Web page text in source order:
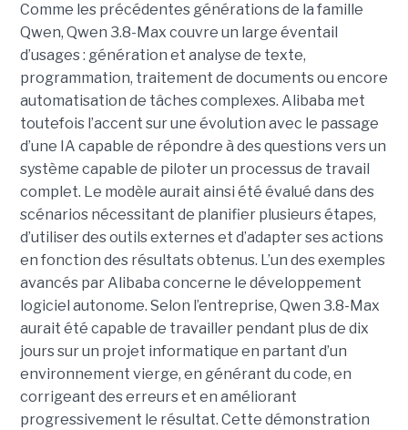
Comme les précédentes générations de la famille
Qwen, Qwen 3.8-Max couvre un large éventail
d’usages : génération et analyse de texte,
programmation, traitement de documents ou encore
automatisation de tâches complexes. Alibaba met
toutefois l’accent sur une évolution avec le passage
d’une IA capable de répondre à des questions vers un
système capable de piloter un processus de travail
complet. Le modèle aurait ainsi été évalué dans des
scénarios nécessitant de planifier plusieurs étapes,
d’utiliser des outils externes et d’adapter ses actions
en fonction des résultats obtenus. L’un des exemples
avancés par Alibaba concerne le développement
logiciel autonome. Selon l’entreprise, Qwen 3.8-Max
aurait été capable de travailler pendant plus de dix
jours sur un projet informatique en partant d’un
environnement vierge, en générant du code, en
corrigeant des erreurs et en améliorant
progressivement le résultat. Cette démonstration